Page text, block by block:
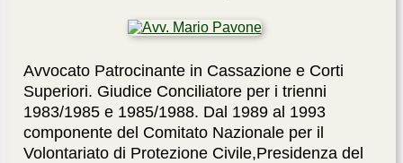
Avvocato Patrocinante in Cassazione e Corti
Superiori. Giudice Conciliatore per i trienni
1983/1985 e 1985/1988. Dal 1989 al 1993
componente del Comitato Nazionale per il
Volontariato di Protezione Civile,Presidenza del